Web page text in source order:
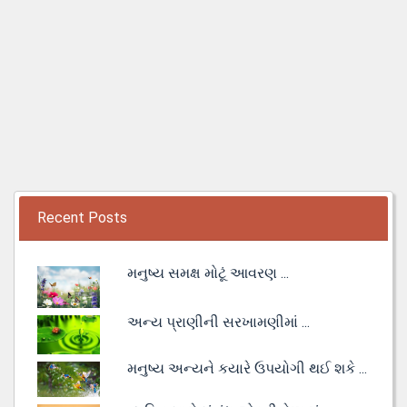
Recent Posts
મનુષ્ય સમક્ષ મોટૂં આવરણ ...
અન્ય પ્રાણીની સરખામણીમાં ...
મનુષ્ય અન્યને કયારે ઉપયોગી થઈ શકે ...